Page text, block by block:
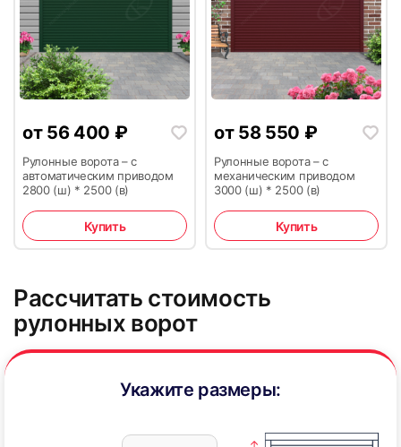
31 32
33
от 56 400 ₽
Рулонные ворота – с
автоматическим приводом
2800 (ш) * 2500 (в)
Купить
от 58 550 ₽
Рулонные ворота – с
механическим приводом
3000 (ш) * 2500 (в)
Купить
Рассчитать стоимость
рулонных ворот
Укажите размеры: